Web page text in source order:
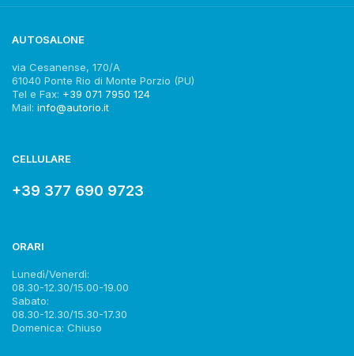
AUTOSALONE
via Cesanense, 170/A
61040 Ponte Rio di Monte Porzio (PU)
Tel e Fax: +39 071 7950 124
Mail: info@autorio.it
CELLULARE
+39 377 690 9723
ORARI
Lunedì/Venerdì:
08.30-12.30/15.00-19.00
Sabato:
08.30-12.30/15.30-17.30
Domenica: Chiuso